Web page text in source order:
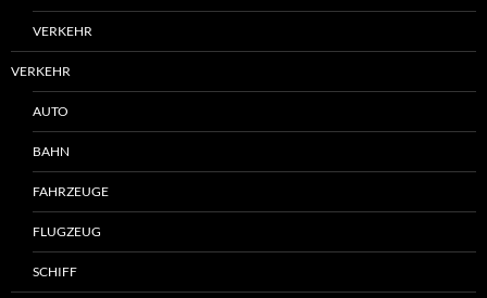
VERKEHR
VERKEHR
AUTO
BAHN
FAHRZEUGE
FLUGZEUG
SCHIFF